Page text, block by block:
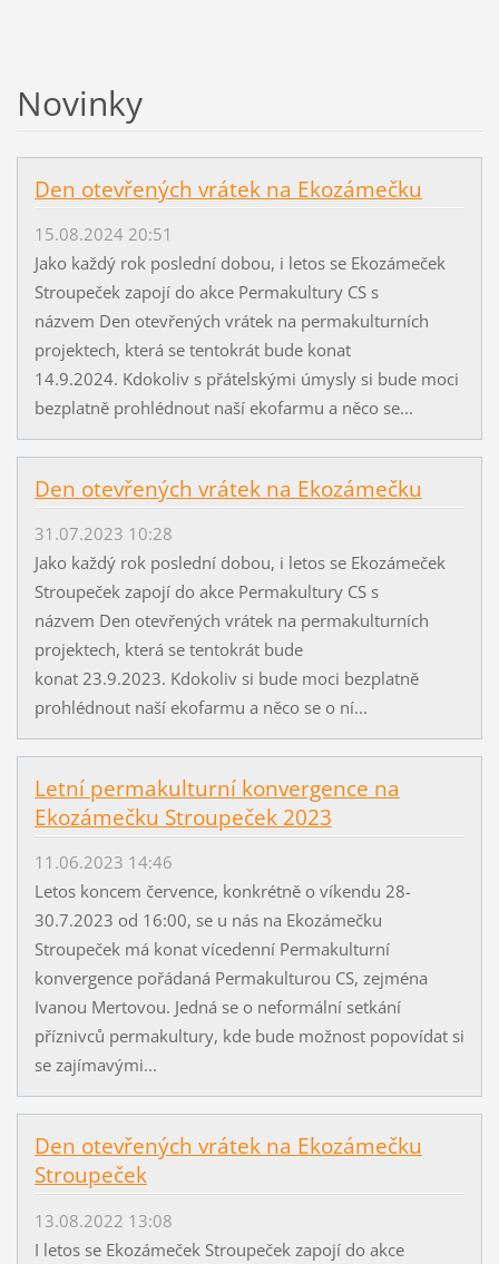
Novinky
Den otevřených vrátek na Ekozámečku
15.08.2024 20:51
Jako každý rok poslední dobou, i letos se Ekozámeček
Stroupeček zapojí do akce Permakultury CS s
názvem Den otevřených vrátek na permakulturních
projektech, která se tentokrát bude konat
14.9.2024. Kdokoliv s přátelskými úmysly si bude moci
bezplatně prohlédnout naší ekofarmu a něco se...
Den otevřených vrátek na Ekozámečku
31.07.2023 10:28
Jako každý rok poslední dobou, i letos se Ekozámeček
Stroupeček zapojí do akce Permakultury CS s
názvem Den otevřených vrátek na permakulturních
projektech, která se tentokrát bude
konat 23.9.2023. Kdokoliv si bude moci bezplatně
prohlédnout naší ekofarmu a něco se o ní...
Letní permakulturní konvergence na
Ekozámečku Stroupeček 2023
11.06.2023 14:46
Letos koncem července, konkrétně o víkendu 28-
30.7.2023 od 16:00, se u nás na Ekozámečku
Stroupeček má konat vícedenní Permakulturní
konvergence pořádaná Permakulturou CS, zejména
Ivanou Mertovou. Jedná se o neformální setkání
příznivců permakultury, kde bude možnost popovídat si
se zajímavými...
Den otevřených vrátek na Ekozámečku
Stroupeček
13.08.2022 13:08
I letos se Ekozámeček Stroupeček zapojí do akce